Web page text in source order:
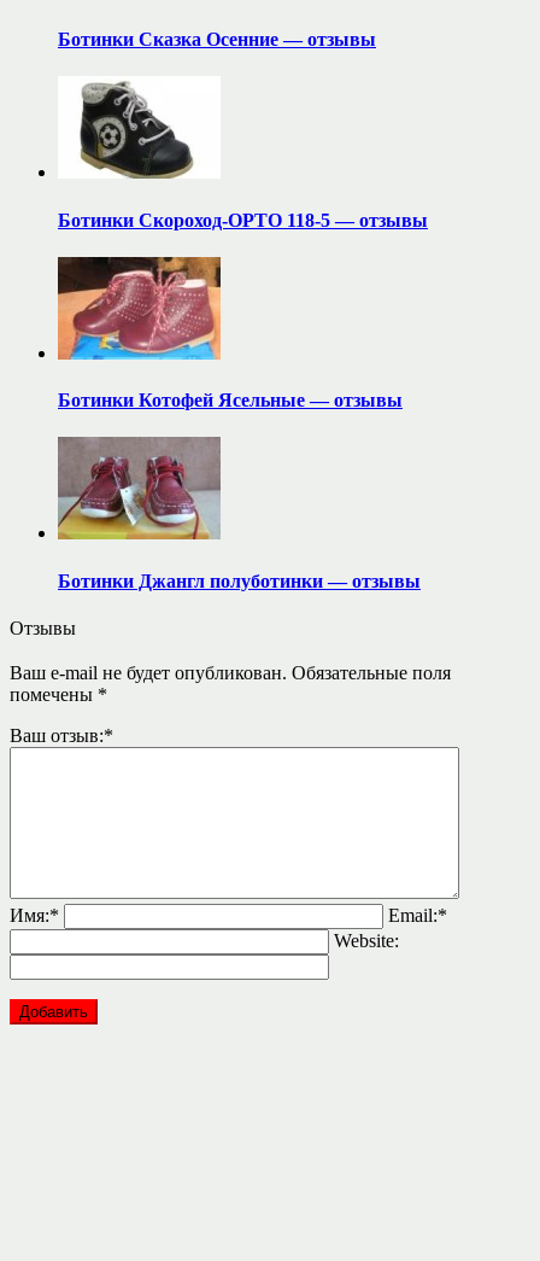
Ботинки Сказка Осенние — отзывы
Ботинки Скороход-ОРТО 118-5 — отзывы
Ботинки Котофей Ясельные — отзывы
Ботинки Джангл полуботинки — отзывы
Отзывы
Ваш e-mail не будет опубликован. Обязательные поля
помечены *
Ваш отзыв:*
Имя:* Email:*
Website: